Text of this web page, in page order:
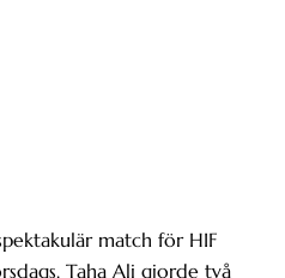
match för HIF
Taha Ali gjorde två